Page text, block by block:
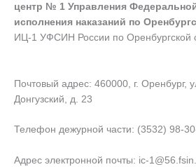
центр № 1 Управления
исполнения наказаний по
ИЦ-1 УФСИН России по Оренбургской
Почтовый адрес: 460000, г. Оренбург,
Донгузский, д. 23
Телефон дежурной части: (3532) 98-
Адрес электронной почты: ic-